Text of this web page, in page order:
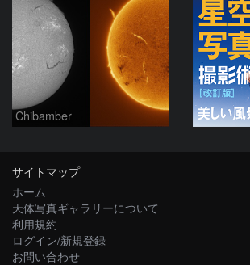
Chibamber
サイトマップ
ホーム
天体写真ギャラリーについて
利用規約
ログイン/新規登録
お問い合わせ